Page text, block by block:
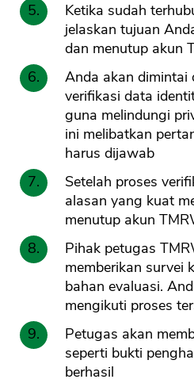
Ketika sudah
jelaskan tujuan
dan menutup akun
Anda akan dimintai
verifikasi data
guna melindungi
ini melibatkan
harus dijawab
Setelah proses
alasan yang kuat
menutup akun
Pihak petugas
memberikan survei
bahan evaluasi.
mengikuti proses
Petugas akan
seperti bukti
berhasil